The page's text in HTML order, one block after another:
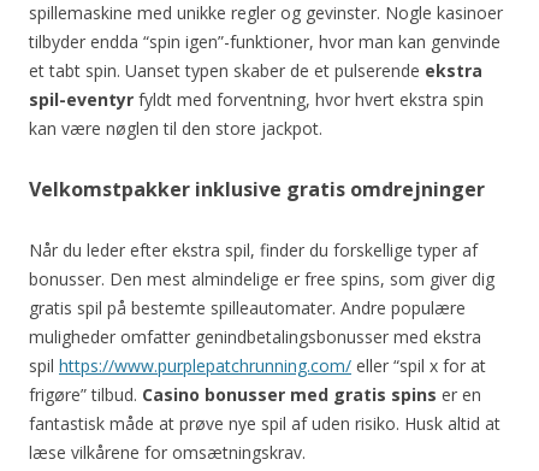
spillemaskine med unikke regler og gevinster. Nogle kasinoer
tilbyder endda “spin igen”-funktioner, hvor man kan genvinde
et tabt spin. Uanset typen skaber de et pulserende ekstra
spil-eventyr fyldt med forventning, hvor hvert ekstra spin
kan være nøglen til den store jackpot.
Velkomstpakker inklusive gratis omdrejninger
Når du leder efter ekstra spil, finder du forskellige typer af
bonusser. Den mest almindelige er free spins, som giver dig
gratis spil på bestemte spilleautomater. Andre populære
muligheder omfatter genindbetalingsbonusser med ekstra
spil https://www.purplepatchrunning.com/ eller “spil x for at
frigøre” tilbud. Casino bonusser med gratis spins er en
fantastisk måde at prøve nye spil af uden risiko. Husk altid at
læse vilkårene for omsætningskrav.